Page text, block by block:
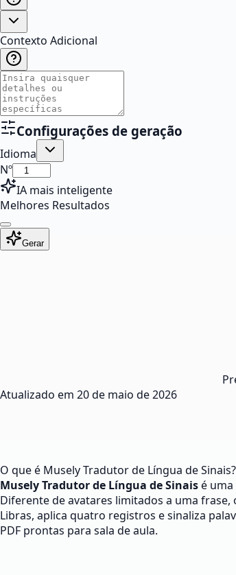
Contexto Adicional
Configurações de geração
Idioma
Nº
IA mais inteligente
Melhores Resultados
Gerar
Atualizado em 20 de maio de 2026
O que é Musely Tradutor de Língua de Sinais?
Musely Tradutor de Língua de Sinaisé
Diferente de avatares limitados a uma
Libras, aplica quatro registros e sinaliza
PDF prontas para sala de aula.